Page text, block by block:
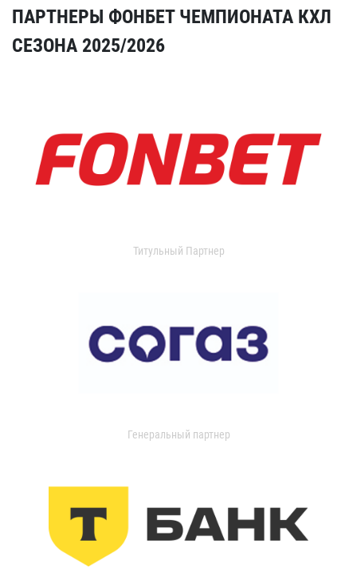
ПАРТНЕРЫ ФОНБЕТ ЧЕМПИОНАТА КХЛ
СЕЗОНА 2025/2026
Титульный Партнер
Генеральный партнер